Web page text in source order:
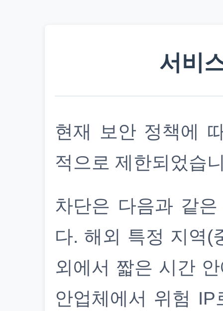
서비
현재 보안 정책에
적으로 제한되었습
차단은 다음과 같
다. 해외 특정 지역(
외에서 짧은 시간
안업체에서 위험